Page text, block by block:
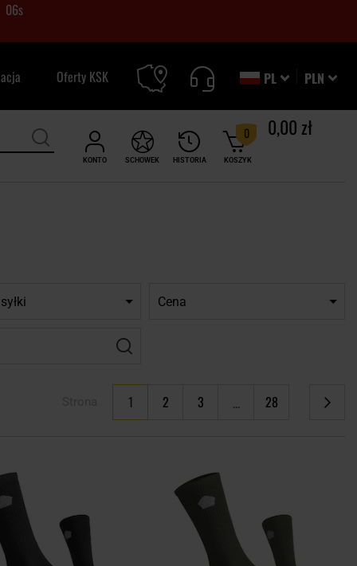
05s
PLN
PL
Oferty KSK
KONTO HISTORIA
SCHOWEK KOSZYK
0 0,00 zł
Cena
Filtr
Aktualnie czytasz stronę
1
Strona
2
Strona
3
Strona
28
Strona
Następne